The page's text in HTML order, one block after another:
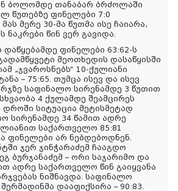
ბოლომდე თანაბარ ბრძოლაში
წუთებზე ფინელები 7:0
მერე 30-მა წუთმა ისე ჩაიარა,
წინ ვერ გავიდა.
ფინელები 63:62-ს
მეოთხედის დასაწყისში
„ჯვაროსნებს“ 10-ქულიანი
– 75:65. თუმცა ისევ და ისევ
საფინალო სირენამდე 3 წუთით
4 ქულამდე შეამცირეს
სიტუაცია მეტისმეტად
სირენამდე 34 წამით ადრე
საქართველო 85:81
ფინელები არ ნებდებოდნენ.
ჯერ ჯინჭარაძემ ჩააგდო
ბურჯანაძემ – ორი საჯარიმო და
ადრე საქართველო წინ გაიყვანა
ნიშნავდა. საფინალო
დააფიქსირა – 90:83.